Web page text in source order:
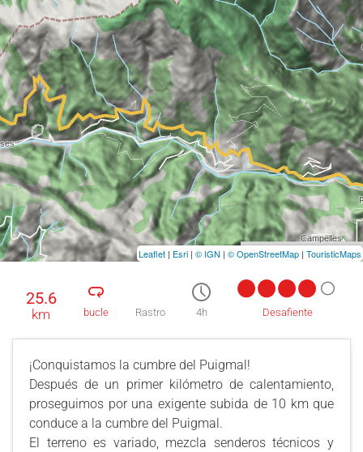
25.6
km bucle Rastro 4h Desafiente
¡Conquistamos la cumbre del Puigmal!
Después de un primer kilómetro de calentamiento,
proseguimos por una exigente subida de 10 km que
conduce a la cumbre del Puigmal.
El terreno es variado, mezcla senderos técnicos y
Leaflet | Esri | © IGN | © OpenStreetMap | TouristicMaps